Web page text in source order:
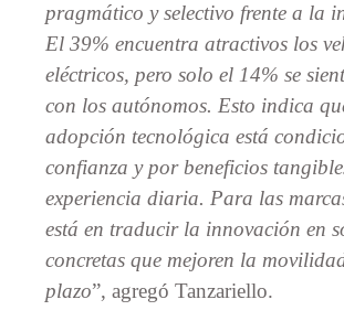
pragmático y selectivo frente a la
El 39% encuentra atractivos los
eléctricos, pero solo el 14% se
con los autónomos. Esto indica
adopción tecnológica está
confianza y por beneficios
experiencia diaria. Para las
está en traducir la innovación en
concretas que mejoren la
plazo”, agregó Tanzariello.